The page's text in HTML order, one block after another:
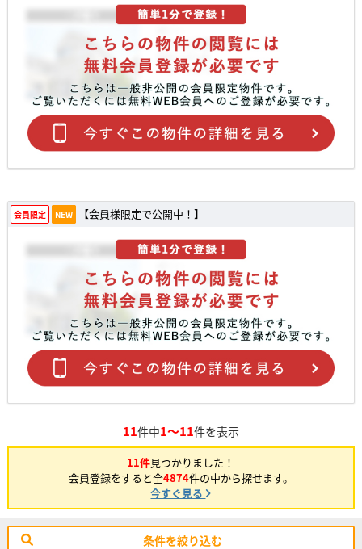
会員限定 NEW 【会員様限定で公開中！】
11件中1～11件を表示
11件見つかりました！
会員登録をすると全4874件の中から探せます。
今すぐ見る
条件を絞り込む